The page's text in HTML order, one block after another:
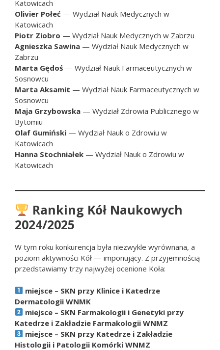
Katowicach
Olivier Połeć — Wydział Nauk Medycznych w
Katowicach
Piotr Ziobro — Wydział Nauk Medycznych w Zabrzu
Agnieszka Sawina — Wydział Nauk Medycznych w
Zabrzu
Marta Gędoś — Wydział Nauk Farmaceutycznych w
Sosnowcu
Marta Aksamit — Wydział Nauk Farmaceutycznych w
Sosnowcu
Maja Grzybowska — Wydział Zdrowia Publicznego w
Bytomiu
Olaf Gumiński — Wydział Nauk o Zdrowiu w
Katowicach
Hanna Stochniałek — Wydział Nauk o Zdrowiu w
Katowicach
Ranking Kół Naukowych
2024/2025
W tym roku konkurencja była niezwykle wyrównana, a
poziom aktywności Kół — imponujący. Z przyjemnością
przedstawiamy trzy najwyżej ocenione Koła:
miejsce – SKN przy Klinice i Katedrze
Dermatologii WNMK
miejsce – SKN Farmakologii i Genetyki przy
Katedrze i Zakładzie Farmakologii WNMZ
miejsce – SKN przy Katedrze i Zakładzie
Histologii i Patologii Komórki WNMZ